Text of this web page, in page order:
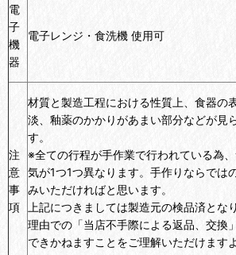
電
子
機
器
電子レンジ・食洗機 使用可
注
意
事
項
材質と製造工程における性質上、食器の
淡、釉薬のかかりがあまい部分などが見
す。
※全ての行程が手作業で行われている為
気が1つ1つ異なります。手作りならでは
みいただければと思います。
上記につきましては製造元の検品済とな
理由での「当店不手際による返品、交換
できかねますことをご理解いただけます